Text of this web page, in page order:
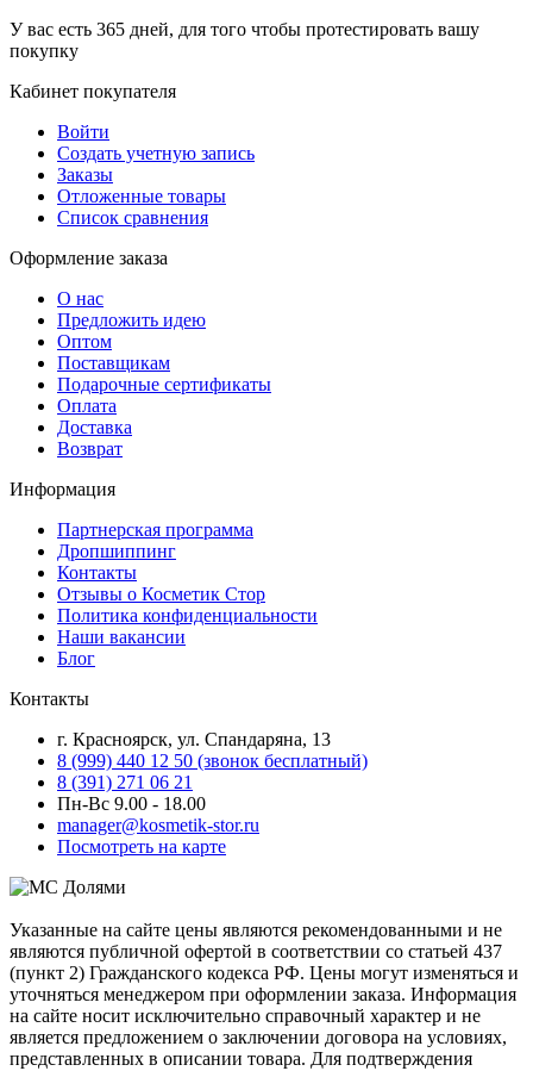
У вас есть 365 дней, для того чтобы протестировать вашу
покупку
Кабинет покупателя
Войти
Создать учетную запись
Заказы
Отложенные товары
Список сравнения
Оформление заказа
О нас
Предложить идею
Оптом
Поставщикам
Подарочные сертификаты
Оплата
Доставка
Возврат
Информация
Партнерская программа
Дропшиппинг
Контакты
Отзывы о Косметик Стор
Политика конфиденциальности
Наши вакансии
Блог
Контакты
г. Красноярск, ул. Спандаряна, 13
8 (999) 440 12 50 (звонок бесплатный)
8 (391) 271 06 21
Пн-Вс 9.00 - 18.00
manager@kosmetik-stor.ru
Посмотреть на карте
Указанные на сайте цены являются рекомендованными и не
являются публичной офертой в соответствии со статьей 437
(пункт 2) Гражданского кодекса РФ. Цены могут изменяться и
уточняться менеджером при оформлении заказа. Информация
на сайте носит исключительно справочный характер и не
является предложением о заключении договора на условиях,
представленных в описании товара. Для подтверждения